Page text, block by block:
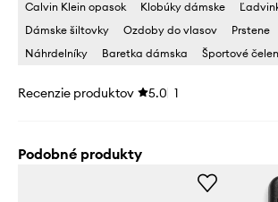
Calvin Klein opasok Klobúky dámske
Dámske šiltovky
Ozdoby do vlasov Prstene
Náhrdelníky
Baretka dámska Športové
Recenzie produktov 5.0 1
Podobné produkty